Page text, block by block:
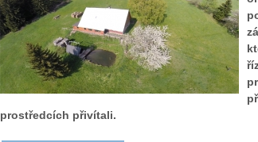
prostředcích přivítali.